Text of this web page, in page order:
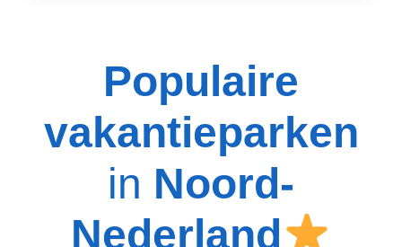
Populaire
vakantieparken
in Noord-
Nederland